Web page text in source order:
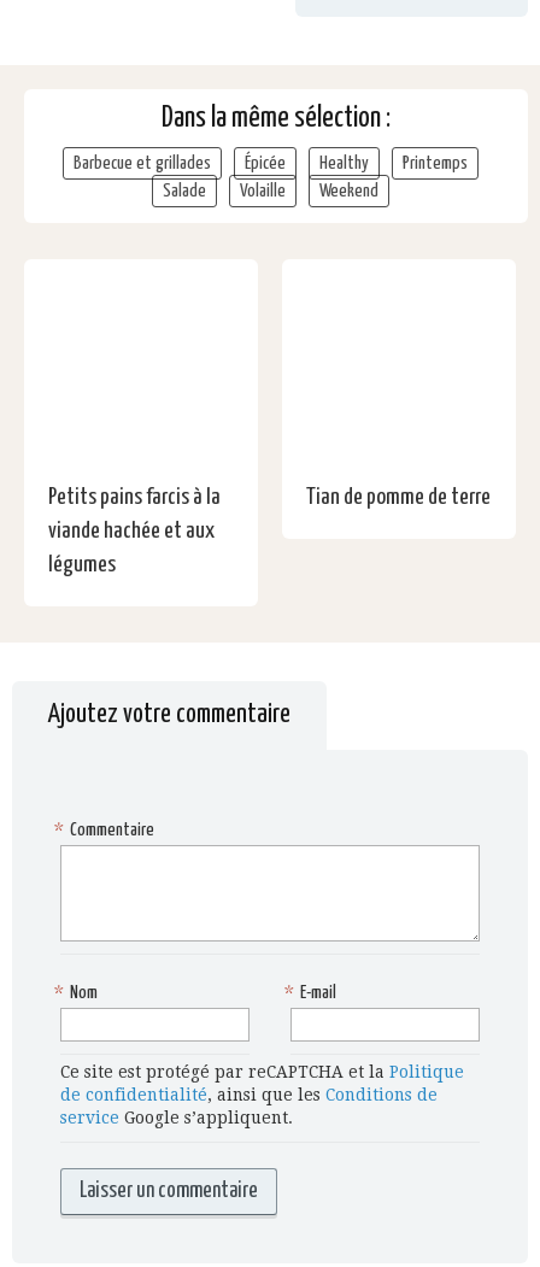
Dans la même sélection :
Barbecue et grillades Épicée Healthy
Printemps
Salade
Volaille Weekend
Petits pains farcis à la
viande hachée et aux
légumes
Tian de pomme de terre
Ajoutez votre commentaire
Commentaire
*
Nom
* E-mail
*
Ce site est protégé par reCAPTCHA et la Politique
de confidentialité, ainsi que les Conditions de
service Google s’appliquent.